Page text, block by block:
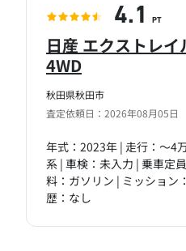
秋田県秋田市
査定依頼日：2026年08月05日
日産 エクストレ
4WD
年式：2023年 | 走行：～4
系 | 車検：未入力 | 乗車定
料：ガソリン | ミッション
歴：なし
4.1 PT